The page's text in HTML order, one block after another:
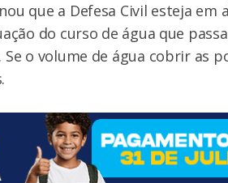
que a Defesa Civil esteja em
do curso de água que
o volume de água cobrir as